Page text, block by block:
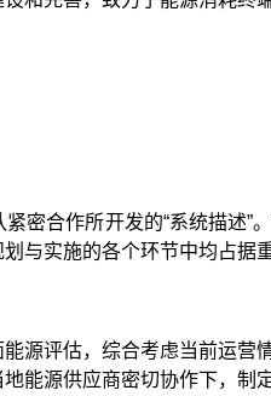
密合作所开发的“系统描述
与实施的各个环节中均占据
源评估，综合考虑当前运
能源供应商密切协作下，